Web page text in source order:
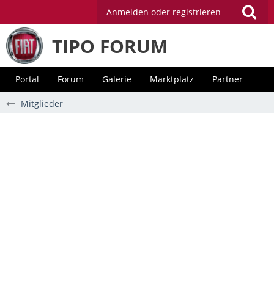
Anmelden oder registrieren
TIPO FORUM
Portal Forum Galerie Marktplatz Partner
Mitglieder